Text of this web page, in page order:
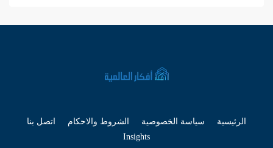
الرئيسية سياسة الخصوصية الشروط والاحكام
اتصل بنا
Insights